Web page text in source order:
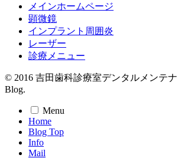
メインホームページ
顕微鏡
インプラント周囲炎
レーザー
診療メニュー
© 2016 吉田歯科診療室デンタルメンテ
Blog.
Menu
Home
Blog Top
Info
Mail